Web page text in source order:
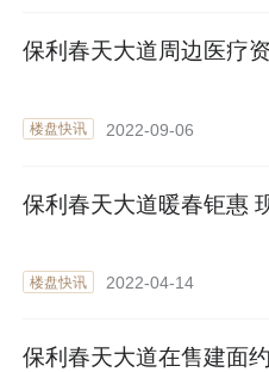
保利春天大道周边医疗
楼盘快讯 2022-09-06
保利春天大道暖春钜惠
楼盘快讯 2022-04-14
保利春天大道在售建面